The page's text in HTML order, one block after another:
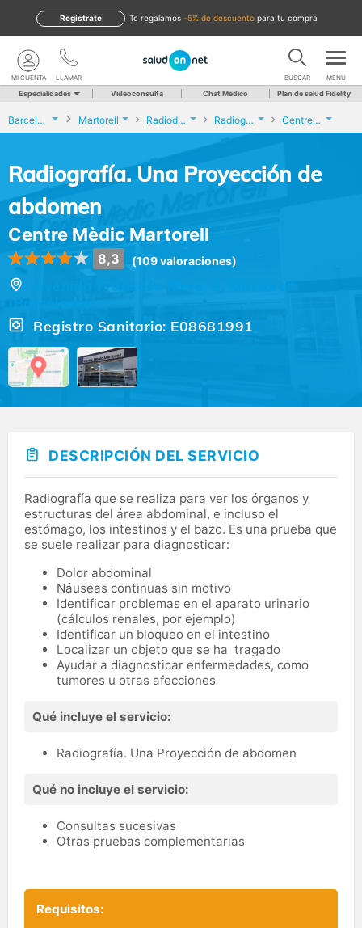
te regalamos -5% de descuento para tu compra
Regístrate
LLAMAR
MI CUENTA BUSCAR MENU
Especialidades Videoconsulta Chat Médico Plan de salud Fidelity
Barcelona Martorell Radiodiagnóstico Radiografía. Una Proyección de abdomen Centre Mèdic Martorell
Radiografía. Una Proyección de
abdomen
Centre Mèdic Martorell
8,3 (109 valoraciones)
Avenida Francesc Riera, 9, Martorell
Registro Sanitario: E08681991
DESCRIPCIÓN DEL SERVICIO
Radiografía que se realiza para ver los órganos y
estructuras del área abdominal, e incluso el
estómago, los intestinos y el bazo. Es una prueba que
se suele realizar para diagnosticar:
Dolor abdominal
Náuseas continuas sin motivo
Identificar problemas en el aparato urinario
(cálculos renales, por ejemplo)
Identificar un bloqueo en el intestino
Localizar un objeto que se ha tragado
Ayudar a diagnosticar enfermedades, como
tumores u otras afecciones
Qué incluye el servicio:
Radiografía. Una Proyección de abdomen
Qué no incluye el servicio:
Consultas sucesivas
Otras pruebas complementarias
Requisitos: